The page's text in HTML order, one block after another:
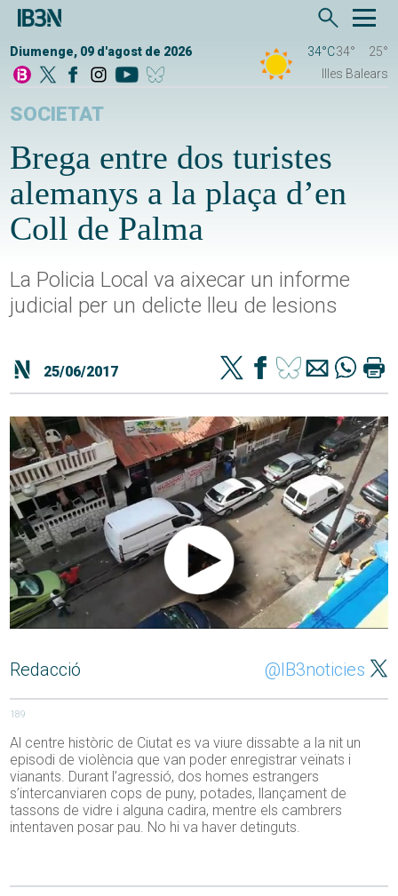
Diumenge, 09 d'agost de 2026 34°C34°
25°
Illes Balears
SOCIETAT
Brega entre dos turistes
alemanys a la plaça d’en
Coll de Palma
La Policia Local va aixecar un informe
judicial per un delicte lleu de lesions
25/06/2017
Redacció @IB3noticies
189
Al centre històric de Ciutat es va viure dissabte a la nit un
episodi de violència que van poder enregistrar veïnats i
vianants. Durant l’agressió, dos homes estrangers
s’intercanviaren cops de puny, potades, llançament de
tassons de vidre i alguna cadira, mentre els cambrers
intentaven posar pau. No hi va haver detinguts.